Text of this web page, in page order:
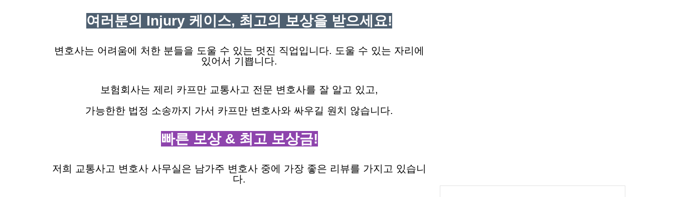
여러분의 Injury 케이스, 최고의 보상을 받으세요!
변호사는 어려움에 처한 분들을 도울 수 있는 멋진 직업입니다. 도울 수 있는 자리에
있어서 기쁩니다.
보험회사는 제리 카프만 교통사고 전문 변호사를 잘 알고 있고,
가능한한 법정 소송까지 가서 카프만 변호사와 싸우길 원치 않습니다.
빠른 보상 & 최고 보상금!
저희 교통사고 변호사 사무실은 남가주 변호사 중에 가장 좋은 리뷰를 가지고 있습니
다.